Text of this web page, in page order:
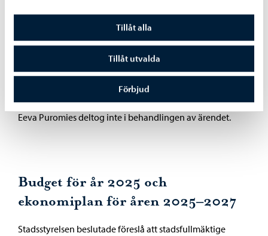
Tillåt alla
Tillåt utvalda
Förbjud
fortsättningen fäster särskild uppmärksamhet vid den tid
eleverna sätter på skolresor och skolvägens säkerhet. När
man gör skolskjutsbeslut och planerar rutter för
skolskjutsen ska man observera resans smidighet och
möjligast kort tid samt barnets bästa.
Eeva Puromies deltog inte i behandlingen av ärendet.
Budget för år 2025 och
ekonomiplan för åren 2025–2027
Stadsstyrelsen beslutade föreslå att stadsfullmäktige